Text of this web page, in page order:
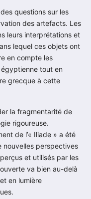
questions sur les
des artefacts. Les
leurs interprétations et
lequel ces objets ont
en compte les
tout en
grecque à cette
la fragmentarité de
rigoureuse.
de l’« Iliade » a été
nouvelles perspectives
et utilisés par les
va bien au-delà
en lumière